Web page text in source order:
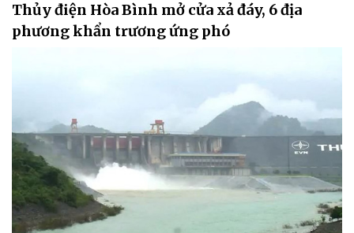
Thủy điện Hòa Bình mở cửa xả đáy, 6 địa
phương khẩn trương ứng phó